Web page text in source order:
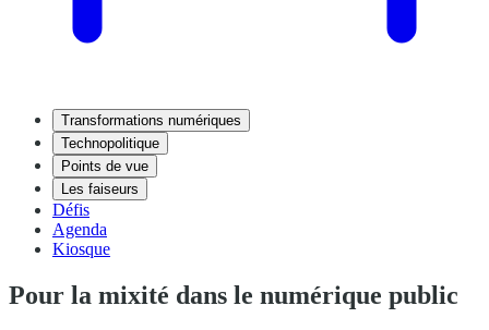
Transformations numériques
Technopolitique
Points de vue
Les faiseurs
Défis
Agenda
Kiosque
Pour la mixité dans le numérique public